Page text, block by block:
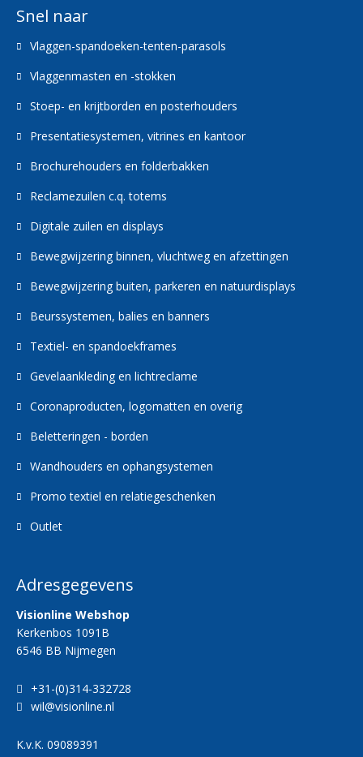
Adresgegevens
Visionline Webshop
Kerkenbos 1091B
6546 BB Nijmegen
+31-(0)314-332728
wil@visionline.nl
K.v.K. 09089391
Snel naar
Vlaggen-spandoeken-tenten-parasols
Vlaggenmasten en -stokken
Stoep- en krijtborden en posterhouders
Presentatiesystemen, vitrines en kantoor
Brochurehouders en folderbakken
Reclamezuilen c.q. totems
Digitale zuilen en displays
Bewegwijzering binnen, vluchtweg en afzettingen
Bewegwijzering buiten, parkeren en natuurdisplays
Beurssystemen, balies en banners
Textiel- en spandoekframes
Gevelaankleding en lichtreclame
Coronaproducten, logomatten en overig
Beletteringen - borden
Wandhouders en ophangsystemen
Promo textiel en relatiegeschenken
Outlet